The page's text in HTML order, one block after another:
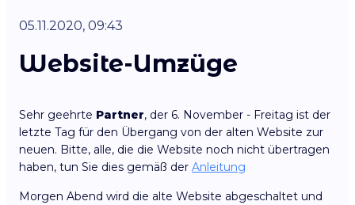
05.11.2020, 09:43
Website-Umzüge
Sehr geehrte Partner, der 6. November - Freitag ist der
letzte Tag für den Übergang von der alten Website zur
neuen. Bitte, alle, die die Website noch nicht übertragen
haben, tun Sie dies gemäß der Anleitung
Morgen Abend wird die alte Website abgeschaltet und